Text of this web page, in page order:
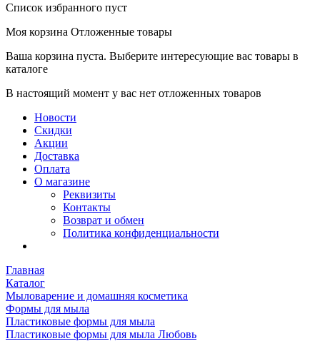
Список избранного пуст
Моя корзина Отложенные товары
Ваша корзина пуста. Выберите интересующие вас товары в
каталоге
В настоящий момент у вас нет отложенных товаров
Новости
Скидки
Акции
Доставка
Оплата
О магазине
Реквизиты
Контакты
Возврат и обмен
Политика конфиденциальности
Главная
Каталог
Мыловарение и домашняя косметика
Формы для мыла
Пластиковые формы для мыла
Пластиковые формы для мыла Любовь